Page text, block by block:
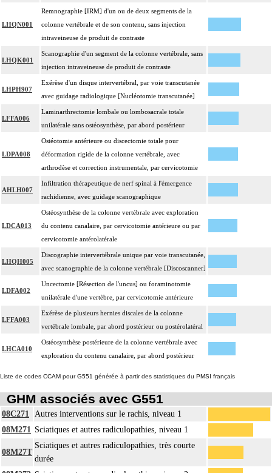
LHQN001
Remnographie [IRM] d'un ou de deux segments de la
colonne vertébrale et de son contenu, sans injection
intraveineuse de produit de contraste
LHQK001
Scanographie d'un segment de la colonne vertébrale, sans
injection intraveineuse de produit de contraste
LHPH907
Exérèse d'un disque intervertébral, par voie transcutanée
avec guidage radiologique [Nucléotomie transcutanée]
LFFA006
Laminarthrectomie lombale ou lombosacrale totale
unilatérale sans ostéosynthèse, par abord postérieur
LDPA008
Ostéotomie antérieure ou discectomie totale pour
déformation rigide de la colonne vertébrale, avec
arthrodèse et correction instrumentale, par cervicotomie
AHLH007
Infiltration thérapeutique de nerf spinal à l'émergence
rachidienne, avec guidage scanographique
LDCA013
Ostéosynthèse de la colonne vertébrale avec exploration
du contenu canalaire, par cervicotomie antérieure ou par
cervicotomie antérolatérale
LHQH005
Discographie intervertébrale unique par voie transcutanée,
avec scanographie de la colonne vertébrale [Discoscanner]
LDFA002
Uncectomie [Résection de l'uncus] ou foraminotomie
unilatérale d'une vertèbre, par cervicotomie antérieure
LFFA003
Exérèse de plusieurs hernies discales de la colonne
vertébrale lombale, par abord postérieur ou postérolatéral
LHCA010
Ostéosynthèse postérieure de la colonne vertébrale avec
exploration du contenu canalaire, par abord postérieur
Liste de codes CCAM pour G551 générée à partir des statistiques du PMSI français
GHM associés avec G551
08C271
Autres interventions sur le rachis, niveau 1
08M271
Sciatiques et autres radiculopathies, niveau 1
08M27T
Sciatiques et autres radiculopathies, très courte
durée